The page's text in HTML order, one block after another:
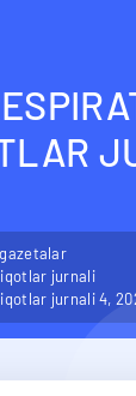
jurnali
jurnali 4,